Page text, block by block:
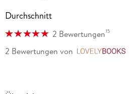
einer psychiatrischen Anstalt,
schreiben will, sondern weil er
Schmerzmitteln Süchtigen gelingen
Beobachtungen derer, die ihn
Durchschnitt
2 Bewertungen15
2 Bewertungen von